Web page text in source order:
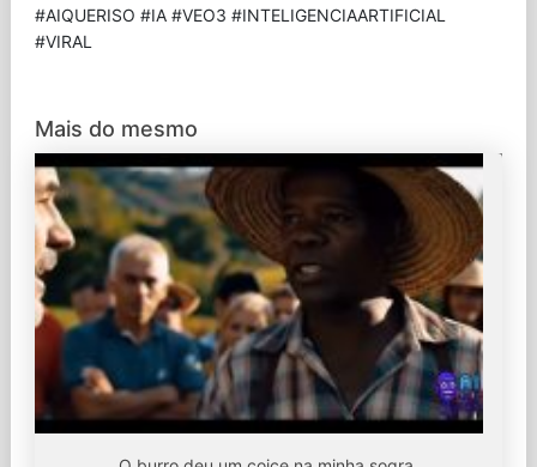
#AIQUERISO #IA #VEO3 #INTELIGENCIAARTIFICIAL
#VIRAL
Mais do mesmo